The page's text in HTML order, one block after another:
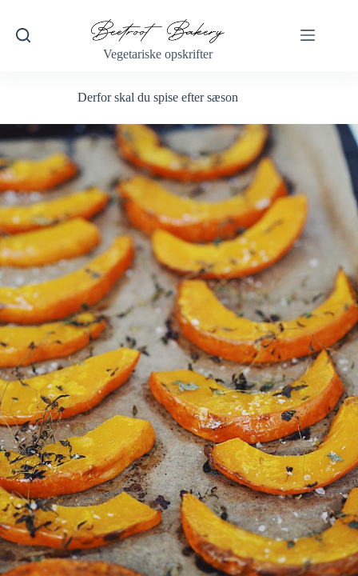
indhold
Vegetariske opskrifter
Derfor skal du spise efter sæson